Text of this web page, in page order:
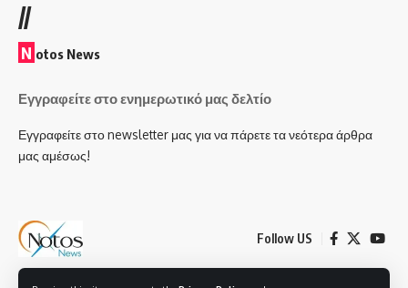
//
N otos News
Εγγραφείτε στο ενημερωτικό μας δελτίο
Εγγραφείτε στο newsletter μας για να πάρετε τα νεότερα άρθρα
μας αμέσως!
Follow US